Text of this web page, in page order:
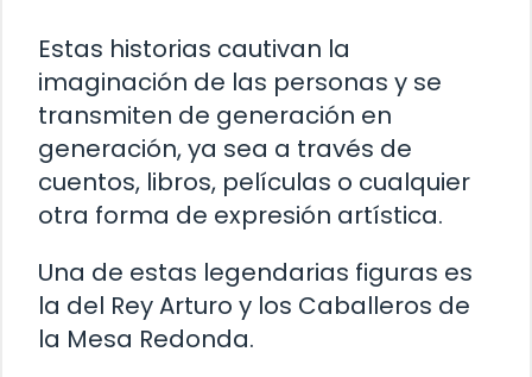
Estas historias cautivan la
imaginación de las personas y se
transmiten de generación en
generación, ya sea a través de
cuentos, libros, películas o cualquier
otra forma de expresión artística.
Una de estas legendarias figuras es
la del Rey Arturo y los Caballeros de
la Mesa Redonda.